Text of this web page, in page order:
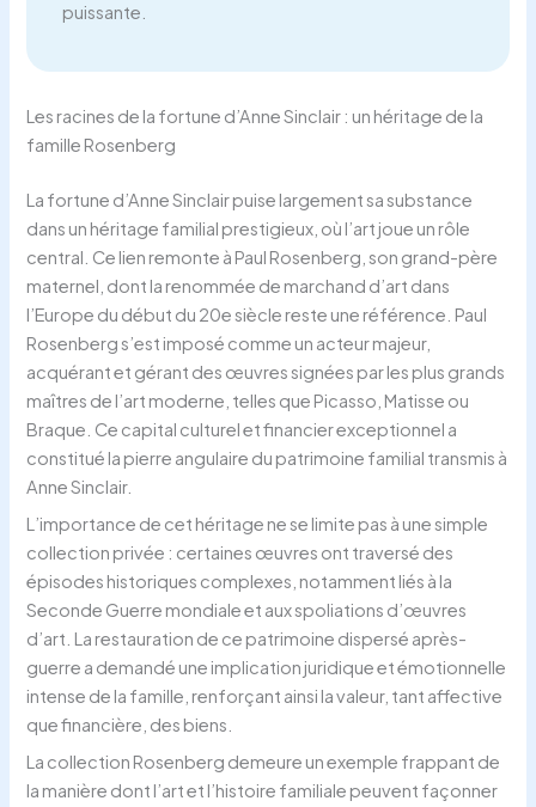
puissante.
Les racines de la fortune d’Anne Sinclair : un héritage de la
famille Rosenberg
La fortune d’Anne Sinclair puise largement sa substance
dans un héritage familial prestigieux, où l’art joue un rôle
central. Ce lien remonte à Paul Rosenberg, son grand-père
maternel, dont la renommée de marchand d’art dans
l’Europe du début du 20e siècle reste une référence. Paul
Rosenberg s’est imposé comme un acteur majeur,
acquérant et gérant des œuvres signées par les plus grands
maîtres de l’art moderne, telles que Picasso, Matisse ou
Braque. Ce capital culturel et financier exceptionnel a
constitué la pierre angulaire du patrimoine familial transmis à
Anne Sinclair.
L’importance de cet héritage ne se limite pas à une simple
collection privée : certaines œuvres ont traversé des
épisodes historiques complexes, notamment liés à la
Seconde Guerre mondiale et aux spoliations d’œuvres
d’art. La restauration de ce patrimoine dispersé après-
guerre a demandé une implication juridique et émotionnelle
intense de la famille, renforçant ainsi la valeur, tant affective
que financière, des biens.
La collection Rosenberg demeure un exemple frappant de
la manière dont l’art et l’histoire familiale peuvent façonner